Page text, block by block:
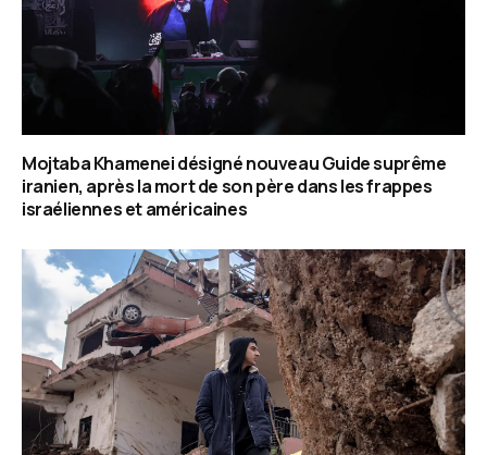
Mojtaba Khamenei désigné nouveau Guide suprême
iranien, après la mort de son père dans les frappes
israéliennes et américaines